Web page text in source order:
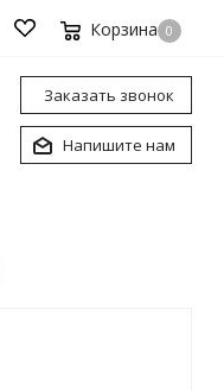
Корзина 0
Заказать звонок
Напишите нам